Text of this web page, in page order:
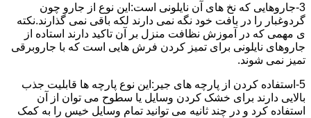
3-جاروهایی که نخ های آن نایلونی است:این نوع از جارو چون
گردوغبار را در بافت خود نگه نمی دارند لکه باقی نمی گذارند.نکته
ی مهمی که در آموزش نظافت منزل بر آن تاکید دارند استاده از
جاروهای نایلونی برای تمیز کردن فرش هایی است که با جاروبرقی
تمیز نمی شوند.
5-استفاده کردن از پارچه های جیر:این نوع پارچه ها قابلیت جذب
بالایی دارند برای خشک کردن وسایل یا سطوح می توان از آن
استفاده کرد و در چند ثانیه می توانید تمام وسایل خیس را به کمک